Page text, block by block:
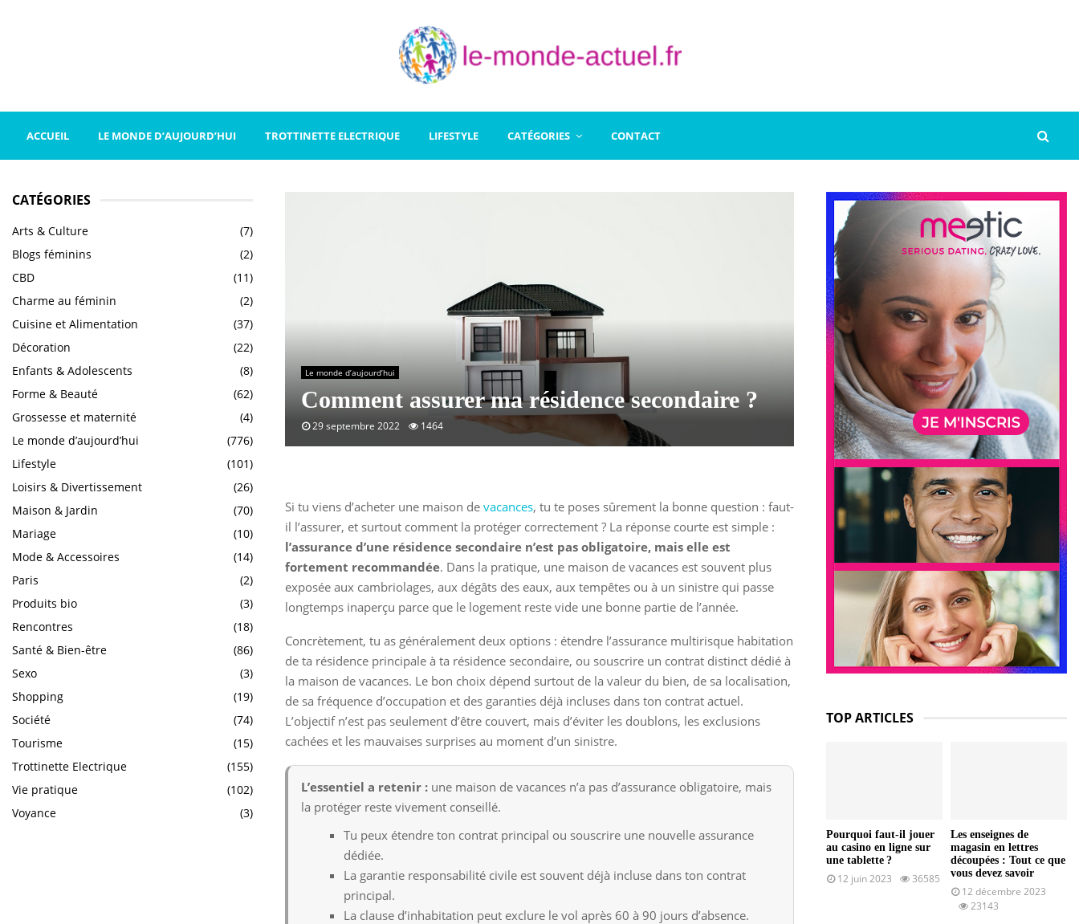
ACCUEIL LE MONDE D’AUJOURD’HUI TROTTINETTE ELECTRIQUE LIFESTYLE CATÉGORIES CONTACT
Le monde d’aujourd’hui
Comment assurer ma résidence secondaire ?
29 septembre 2022 1464
Si tu viens d’acheter une maison de vacances, tu te poses sûrement la bonne question : faut-
il l’assurer, et surtout comment la protéger correctement ? La réponse courte est simple :
l’assurance d’une résidence secondaire n’est pas obligatoire, mais elle est
fortement recommandée. Dans la pratique, une maison de vacances est souvent plus
exposée aux cambriolages, aux dégâts des eaux, aux tempêtes ou à un sinistre qui passe
longtemps inaperçu parce que le logement reste vide une bonne partie de l’année.
Concrètement, tu as généralement deux options : étendre l’assurance multirisque habitation
de ta résidence principale à ta résidence secondaire, ou souscrire un contrat distinct dédié à
la maison de vacances. Le bon choix dépend surtout de la valeur du bien, de sa localisation,
de sa fréquence d’occupation et des garanties déjà incluses dans ton contrat actuel.
L’objectif n’est pas seulement d’être couvert, mais d’éviter les doublons, les exclusions
cachées et les mauvaises surprises au moment d’un sinistre.
L’essentiel a retenir : une maison de vacances n’a pas d’assurance obligatoire, mais
la protéger reste vivement conseillé.
Tu peux étendre ton contrat principal ou souscrire une nouvelle assurance
dédiée.
La garantie responsabilité civile est souvent déjà incluse dans ton contrat
principal.
La clause d’inhabitation peut exclure le vol après 60 à 90 jours d’absence.
CATÉGORIES
Arts & Culture
(7)
Blogs féminins
(2)
CBD
(11)
Charme au féminin
(2)
Cuisine et Alimentation
(37)
Décoration
(22)
Enfants & Adolescents
(8)
Forme & Beauté
(62)
Grossesse et maternité
(4)
Le monde d’aujourd’hui
(776)
Lifestyle
(101)
Loisirs & Divertissement
(26)
Maison & Jardin
(70)
Mariage
(10)
Mode & Accessoires
(14)
Paris
(2)
Produits bio
(3)
Rencontres
(18)
Santé & Bien-être
(86)
Sexo
(3)
Shopping
(19)
Société
(74)
Tourisme
(15)
Trottinette Electrique
(155)
Vie pratique
(102)
Voyance
(3)
TOP ARTICLES
Pourquoi faut-il jouer
au casino en ligne sur
une tablette ?
12 juin 2023 36585
Les enseignes de
magasin en lettres
découpées : Tout ce que
vous devez savoir
12 décembre 2023
23143